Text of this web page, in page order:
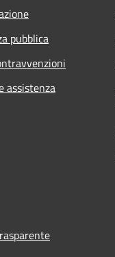
pubblica
assistenza